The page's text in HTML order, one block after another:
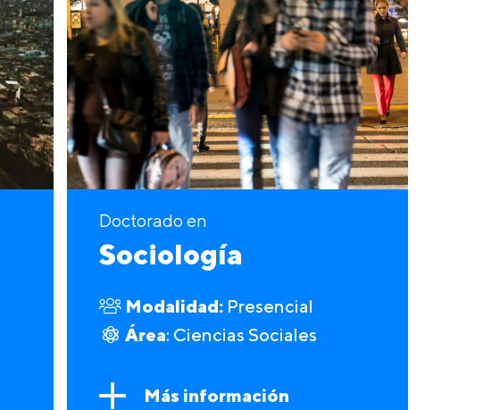
Doctorado en
Sociología
Modalidad: Presencial
Área: Ciencias Sociales
Más información